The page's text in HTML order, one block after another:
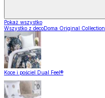
Pokaż wszystko
Wszystko z decoDoma Original Collection
Koce i pościel Dual Feel®